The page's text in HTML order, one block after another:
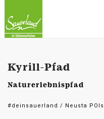
Kyrill-Pfad
Naturerlebnispfad
#deinsauerland / Neusta POIs